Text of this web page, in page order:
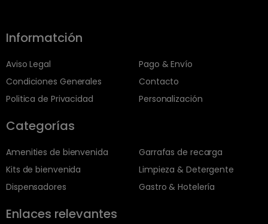
Informatción
Aviso Legal
Condiciones Generales
Politica de Privacidad
Pago & Envío
Contacto
Personalización
Categorías
Amenities de bienvenida
Kits de bienvenida
Dispensadores
Garrafas de recarga
Limpieza & Detergente
Gastro & Hotelería
Enlaces relevantes